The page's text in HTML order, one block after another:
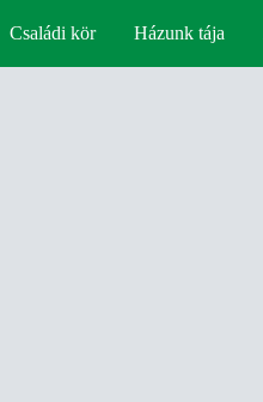
Családi kör Házunk tája